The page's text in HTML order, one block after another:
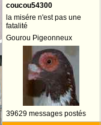
coucou54300
la misére n'est pas une
fatalité
Gourou Pigeonneux
39629 messages postés